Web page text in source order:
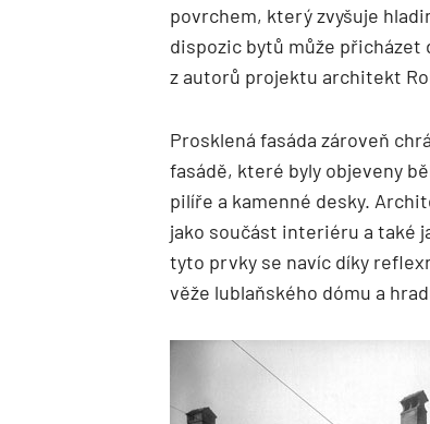
povrchem, který zvyšuje
dispozic bytů může přicházet
z autorů projektu architekt
Prosklená fasáda zároveň
fasádě, které byly objeveny
pilíře a kamenné desky.
jako součást interiéru a také
tyto prvky se navíc díky
věže lublaňského dómu a